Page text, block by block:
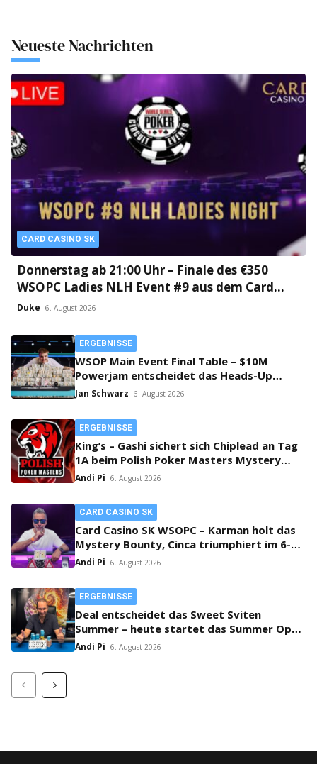
Neueste Nachrichten
CARD CASINO SK
Donnerstag ab 21:00 Uhr – Finale des €350
WSOPC Ladies NLH Event #9 aus dem Card
Casino SK!
Duke 6. August 2026
ERGEBNISSE
WSOP Main Event Final Table – $10M
Powerjam entscheidet das Heads-Up
zwischen Jumalon und Saaskilahti!
Jan Schwarz 6. August 2026
ERGEBNISSE
King’s – Gashi sichert sich Chiplead an Tag
1A beim Polish Poker Masters Mystery
Bounty!
Andi Pi 6. August 2026
CARD CASINO SK
Card Casino SK WSOPC – Karman holt das
Mystery Bounty, Cinca triumphiert im 6-
Max!
Andi Pi 6. August 2026
ERGEBNISSE
Deal entscheidet das Sweet Sviten
Summer – heute startet das Summer Open
Bounty!
Andi Pi 6. August 2026